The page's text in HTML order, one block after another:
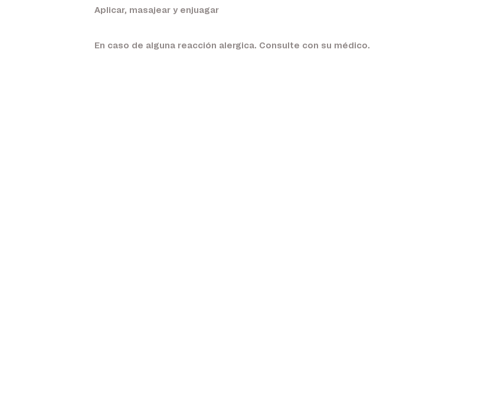
Aplicar, masajear y enjuagar
En caso de alguna reacción alergica. Consulte con su médico.